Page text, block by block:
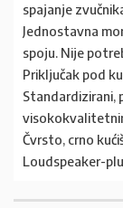
spajanje
Jednostavna
spoju. Nije
Priključak pod
Standardizirani,
Čvrsto, crno
Loudspeaker-